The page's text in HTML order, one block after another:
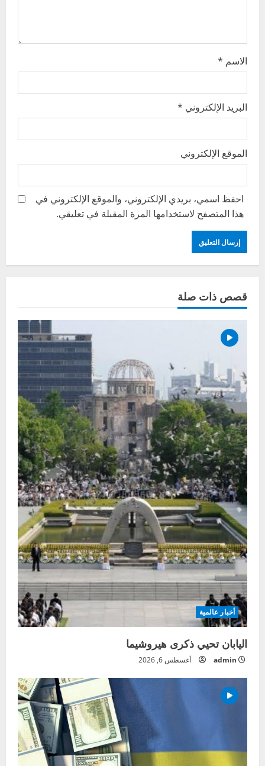
الاسم *
البريد الإلكتروني *
الموقع الإلكتروني
احفظ اسمي، بريدي الإلكتروني، والموقع الإلكتروني في
هذا المتصفح لاستخدامها المرة المقبلة في تعليقي.
قصص ذات صلة
أخبار عالمية
اليابان تحيي ذكرى هيروشيما
admin أغسطس 6, 2026